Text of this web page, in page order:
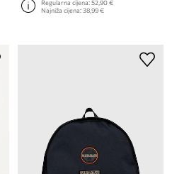
Regularna cijena:52,90 €
Najniža cijena:38,99 €